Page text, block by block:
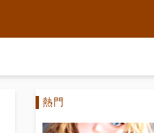
熱門